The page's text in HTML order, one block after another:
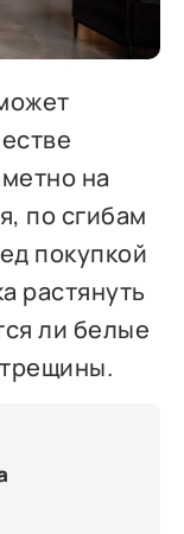
на
по сгибам
покупкой
растянуть
ли белые